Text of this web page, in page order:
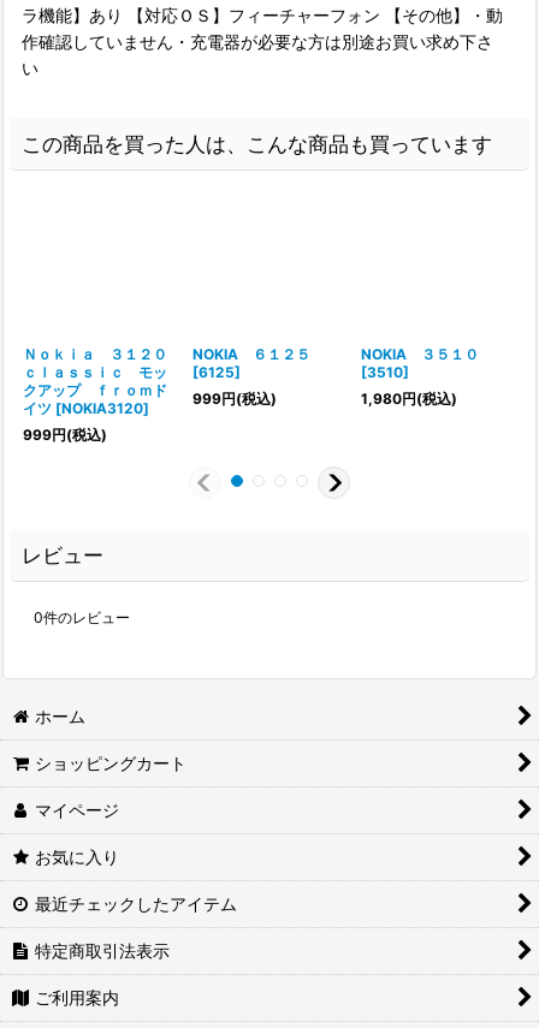
ラ機能】あり 【対応ＯＳ】フィーチャーフォン 【その他】・動
作確認していません・充電器が必要な方は別途お買い求め下さ
い
この商品を買った人は、こんな商品も買っています
Ｎｏｋｉａ ３１２０
ｃｌａｓｓｉｃ モッ
クアップ ｆｒｏｍド
イツ [NOKIA3120]
999円(税込)
NOKIA ６１２５
[6125]
999円(税込)
NOKIA ３５１０
[3510]
1,980円(税込)
レビュー
0件のレビュー
ホーム
ショッピングカート
マイページ
お気に入り
最近チェックしたアイテム
特定商取引法表示
ご利用案内